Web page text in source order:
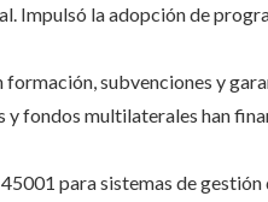
Impulsó la adopción de
subvenciones y
fondos multilaterales han
para sistemas de